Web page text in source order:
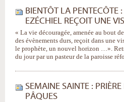
BIENTÔT LA PENTECÔTE
EZÉCHIEL REÇOIT UNE
« La vie découragée, amenée au bout
des évènements durs, reçoit dans une
le prophète, un nouvel horizon …».
du jour par un pasteur de la paroisse
SEMAINE SAINTE :
PÂQUES